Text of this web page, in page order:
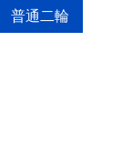
普通二輪